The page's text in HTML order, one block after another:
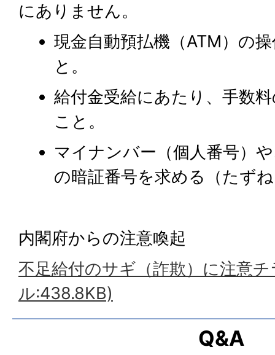
にありません。
現金自動預払機（ATM）の
と。
給付金受給にあたり、手数
こと。
マイナンバー（個人番号）
の暗証番号を求める（たず
内閣府からの注意喚起
不足給付のサギ（詐欺）に注意
ル:438.8KB)
Q&A